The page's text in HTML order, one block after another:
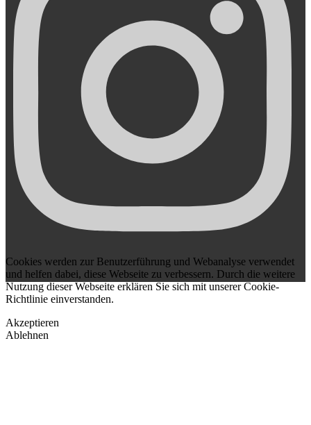
Cookies werden zur Benutzerführung und Webanalyse verwendet
und helfen dabei, diese Webseite zu verbessern. Durch die weitere
Nutzung dieser Webseite erklären Sie sich mit unserer Cookie-
Richtlinie einverstanden.
Akzeptieren
Ablehnen